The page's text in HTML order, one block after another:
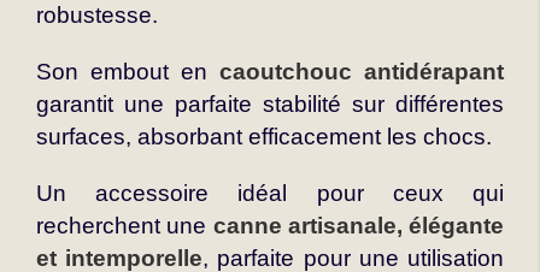
robustesse.
Son embout en caoutchouc antidérapant
garantit une parfaite stabilité sur différentes
surfaces, absorbant efficacement les chocs.
Un accessoire idéal pour ceux qui
recherchent une canne artisanale, élégante
et intemporelle, parfaite pour une utilisation